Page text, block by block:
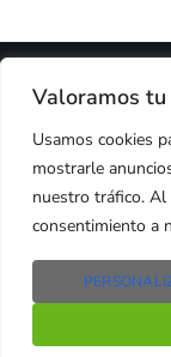
Valoramos
Usamos cookies
mostrarle
nuestro tráfico. Al
consentimiento a
play_arrow
Radio
Santiago
2024 ©
COOKIES
AVISO LEGAL
PUBLICIDAD
CONTACTO